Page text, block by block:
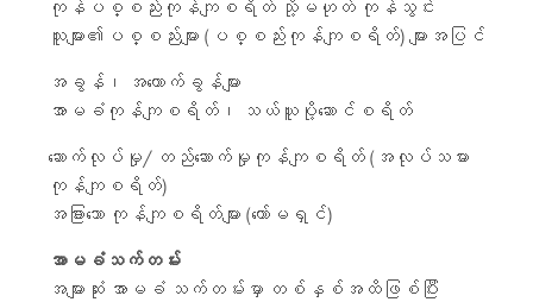
ကုန်ပစ္စည်းကုန်ကျစရိတ် သို့မဟုတ် ကုန်သွင်း
သူများ၏ပစ္စည်းများ (ပစ္စည်းကုန်ကျစရိတ်) များအပြင်
အခွန်၊ အကောက်ခွန်များ
အာမခံကုန်ကျစရိတ်၊ သယ်ယူပို့ဆောင်စရိတ်
ဆောက်လုပ်မှု/ တည်ဆောက်မှုကုန်ကျစရိတ် (အလုပ်သမား
ကုန်ကျစရိတ်)
အခြားသော ကုန်ကျစရိတ်များ (ကော်မရှင်)
အာမခံသက်တမ်း
အများဆုံး အာမခံ သက်တမ်းမှာ တစ်နှစ်အထိဖြစ်ပြီး